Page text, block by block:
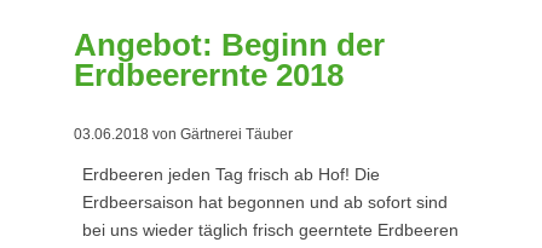
Angebot: Beginn der
Erdbeerernte 2018
03.06.2018 von Gärtnerei Täuber
Erdbeeren jeden Tag frisch ab Hof! Die
Erdbeersaison hat begonnen und ab sofort sind
bei uns wieder täglich frisch geerntete Erdbeeren